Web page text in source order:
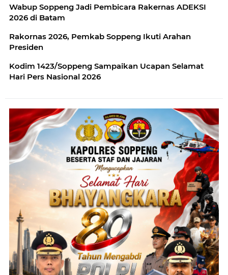
Wabup Soppeng Jadi Pembicara Rakernas ADEKSI
2026 di Batam
Rakornas 2026, Pemkab Soppeng Ikuti Arahan
Presiden
Kodim 1423/Soppeng Sampaikan Ucapan Selamat
Hari Pers Nasional 2026